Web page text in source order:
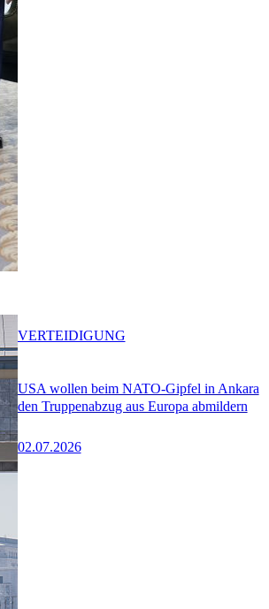
USA wollen beim NATO-Gipfel in Ankara
den Truppenabzug aus Europa abmildern
02.07.2026
VERTEIDIGUNG